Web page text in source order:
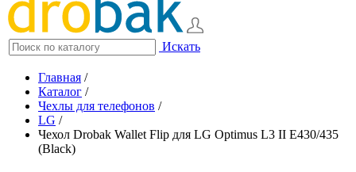
Искать
Главная /
Каталог /
Чехлы для телефонов /
LG /
Чехол Drobak Wallet Flip для LG Optimus L3 II E430/435
(Black)